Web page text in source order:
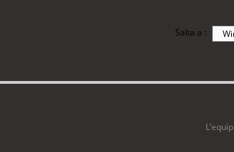
Salta a :
L’equip